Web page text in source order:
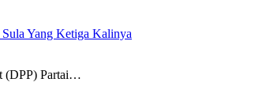
Yang Ketiga Kalinya
(DPP) Partai…